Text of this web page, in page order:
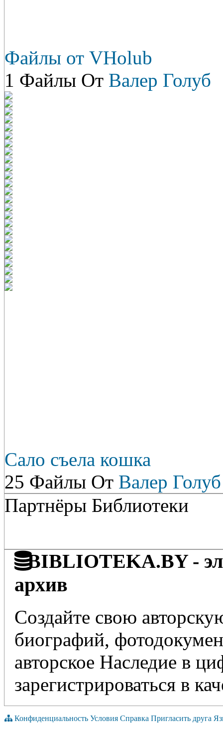
Файлы от VHolub
1 Файлы От Валер Голуб
Сало съела кошка
25 Файлы От Валер Голуб
Партнёры Библиотеки
BIBLIOTEKA.BY -
архив
Создайте свою
биографий,
авторское Наследие в
зарегистрироваться в
Конфиденциальность Условия Справка Пригласить друга